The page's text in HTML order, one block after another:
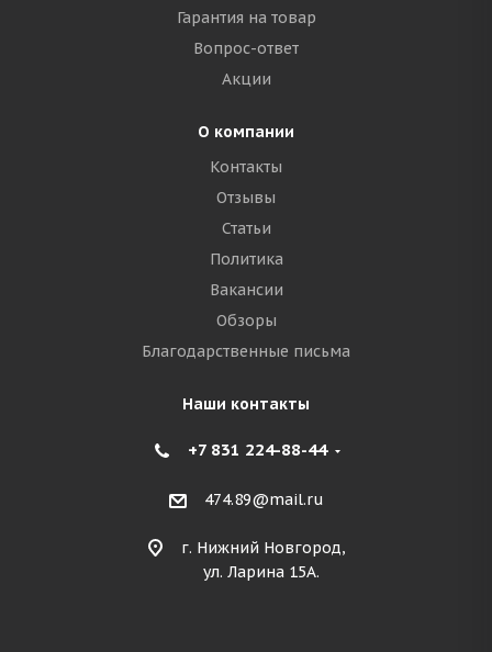
Гарантия на товар
Вопрос-ответ
Акции
О компании
Контакты
Отзывы
Статьи
Политика
Вакансии
Обзоры
Благодарственные письма
Наши контакты
+7 831 224-88-44
474.89@mail.ru
г. Нижний Новгород,
ул. Ларина 15А.